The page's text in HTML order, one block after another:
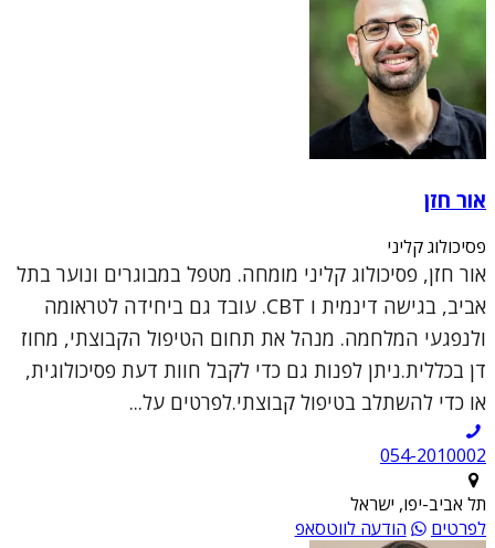
אור חזן
פסיכולוג קליני
אור חזן, פסיכולוג קליני מומחה. מטפל במבוגרים ונוער בתל
אביב, בגישה דינמית ו CBT. עובד גם ביחידה לטראומה
ולנפגעי המלחמה. מנהל את תחום הטיפול הקבוצתי, מחוז
דן בכללית.ניתן לפנות גם כדי לקבל חוות דעת פסיכולוגית,
או כדי להשתלב בטיפול קבוצתי.לפרטים על...
054-2010002
תל אביב-יפו, ישראל
לפרטים
הודעה לווטסאפ